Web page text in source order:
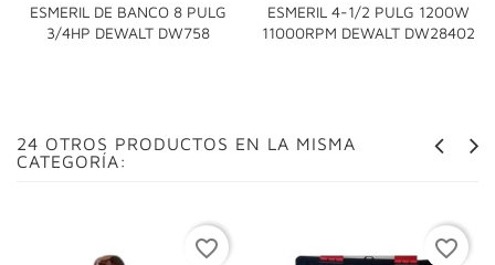
ESMERIL DE BANCO 8 PULG
3/4HP DEWALT DW758
ESMERIL 4-1/2 PULG 1200W
11000RPM DEWALT DW28402
24 OTROS PRODUCTOS EN LA MISMA
CATEGORÍA:
favorite_border favorite_border